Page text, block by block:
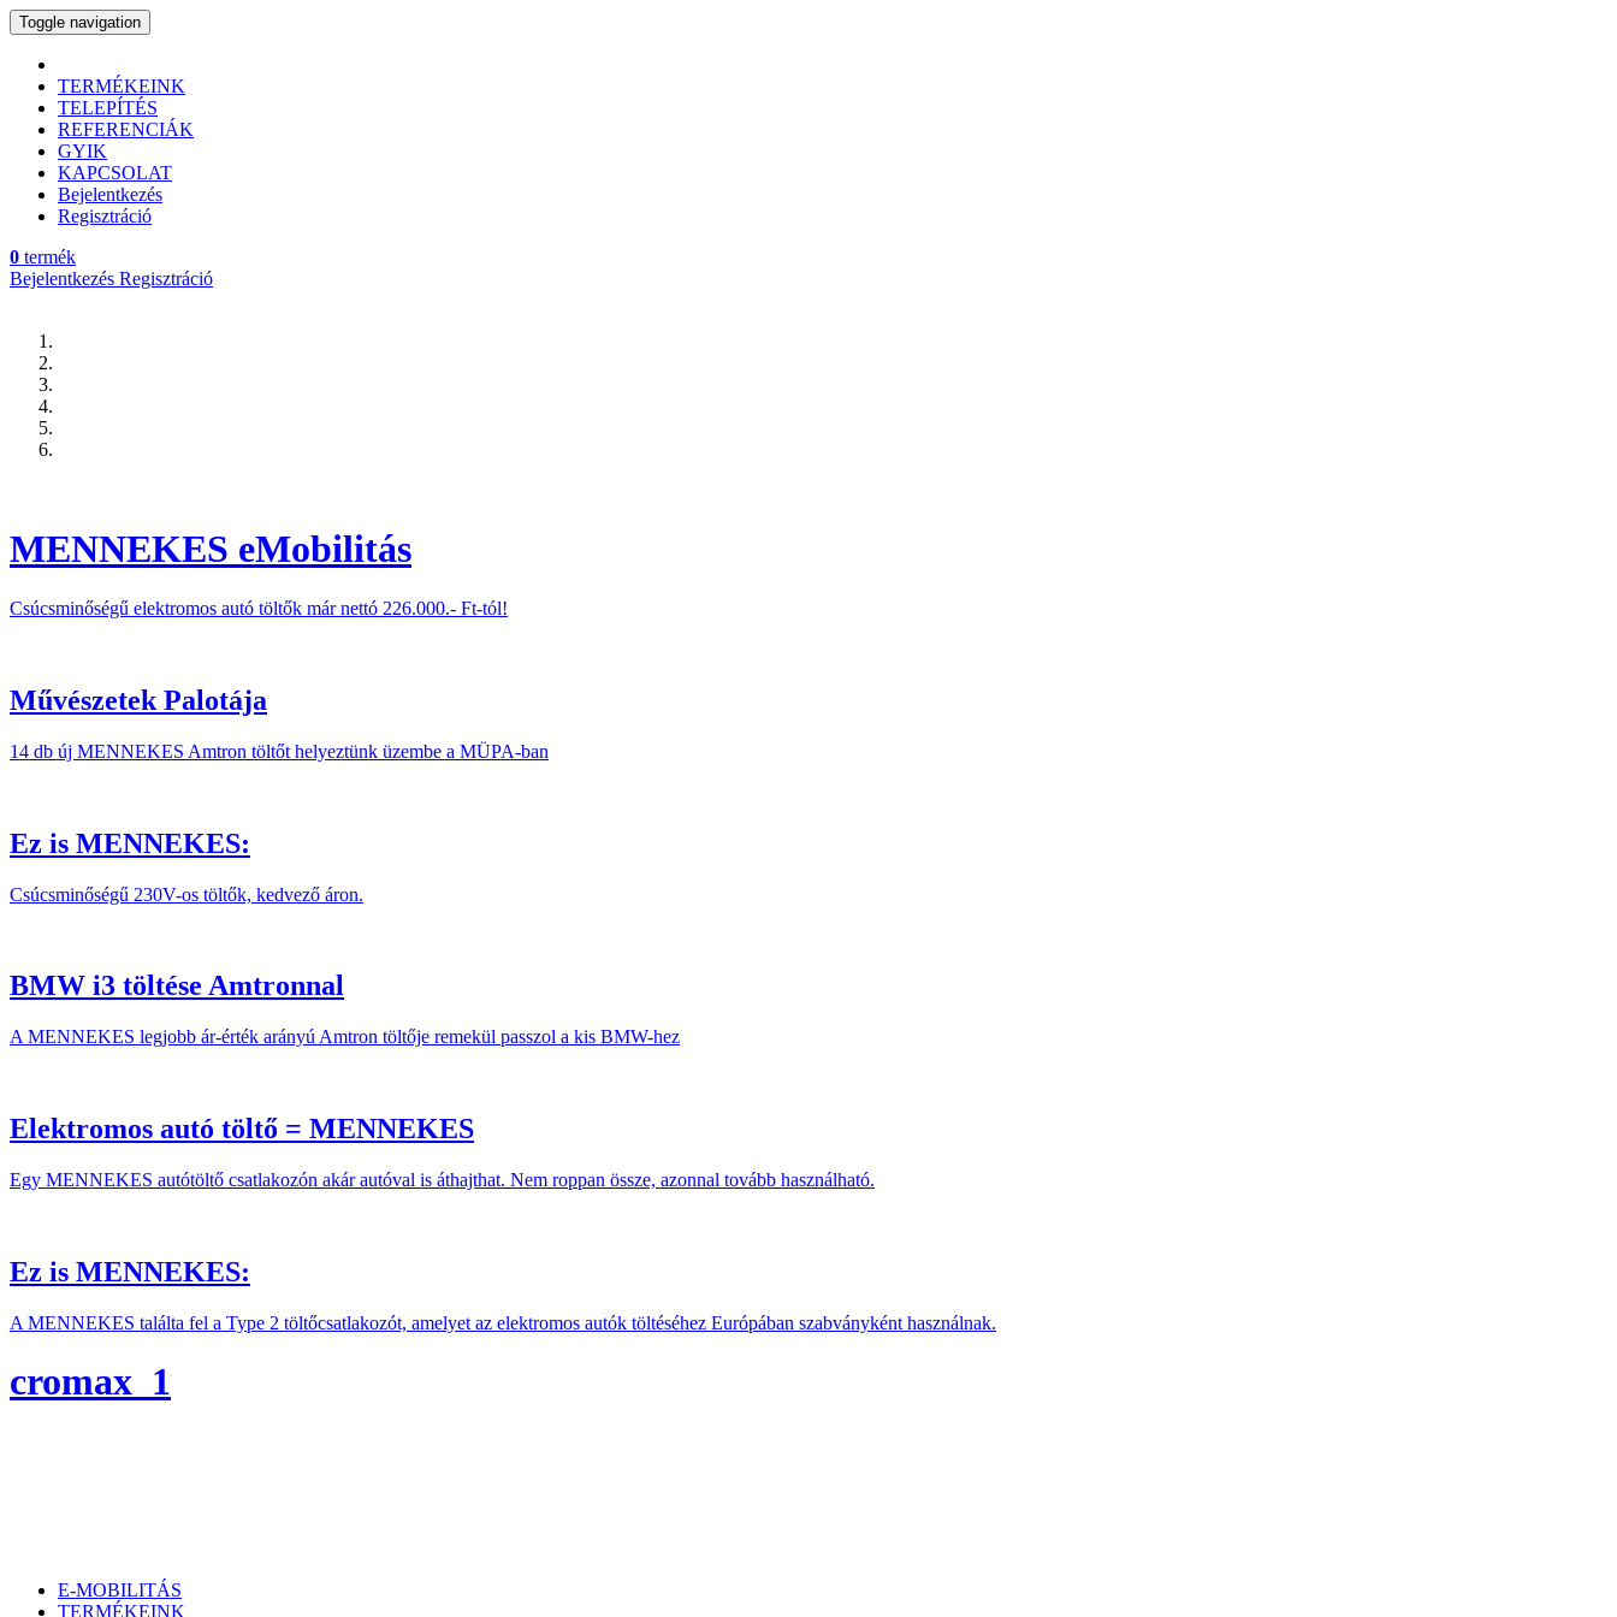
Toggle navigation
TERMÉKEINK
TELEPÍTÉS
REFERENCIÁK
GYIK
KAPCSOLAT
Bejelentkezés
Regisztráció
0 termék
Bejelentkezés Regisztráció
MENNEKES eMobilitás
Csúcsminőségű elektromos autó töltők már nettó 226.000.- Ft-tól!
Művészetek Palotája
14 db új MENNEKES Amtron töltőt helyeztünk üzembe a MÜPA-ban
Ez is MENNEKES:
Csúcsminőségű 230V-os töltők, kedvező áron.
BMW i3 töltése Amtronnal
A MENNEKES legjobb ár-érték arányú Amtron töltője remekül passzol a kis BMW-hez
Elektromos autó töltő = MENNEKES
Egy MENNEKES autótöltő csatlakozón akár autóval is áthajthat. Nem roppan össze, azonnal tovább használható.
Ez is MENNEKES:
A MENNEKES találta fel a Type 2 töltőcsatlakozót, amelyet az elektromos autók töltéséhez Európában szabványként használnak.
cromax_1
E-MOBILITÁS
TERMÉKEINK